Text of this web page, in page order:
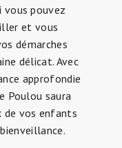
vous pouvez
et vous
démarches
délicat. Avec
approfondie
Poulou saura
de vos enfants